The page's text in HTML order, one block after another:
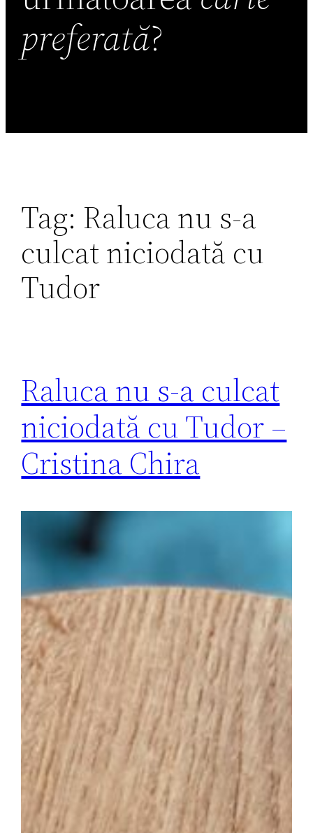
preferată?
Tag: Raluca nu s-a
culcat niciodată cu
Tudor
Raluca nu s-a culcat
niciodată cu Tudor –
Cristina Chira